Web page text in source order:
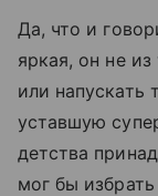
Да, что и
яркая, он не
или напускать
уставшую
детства
мог бы